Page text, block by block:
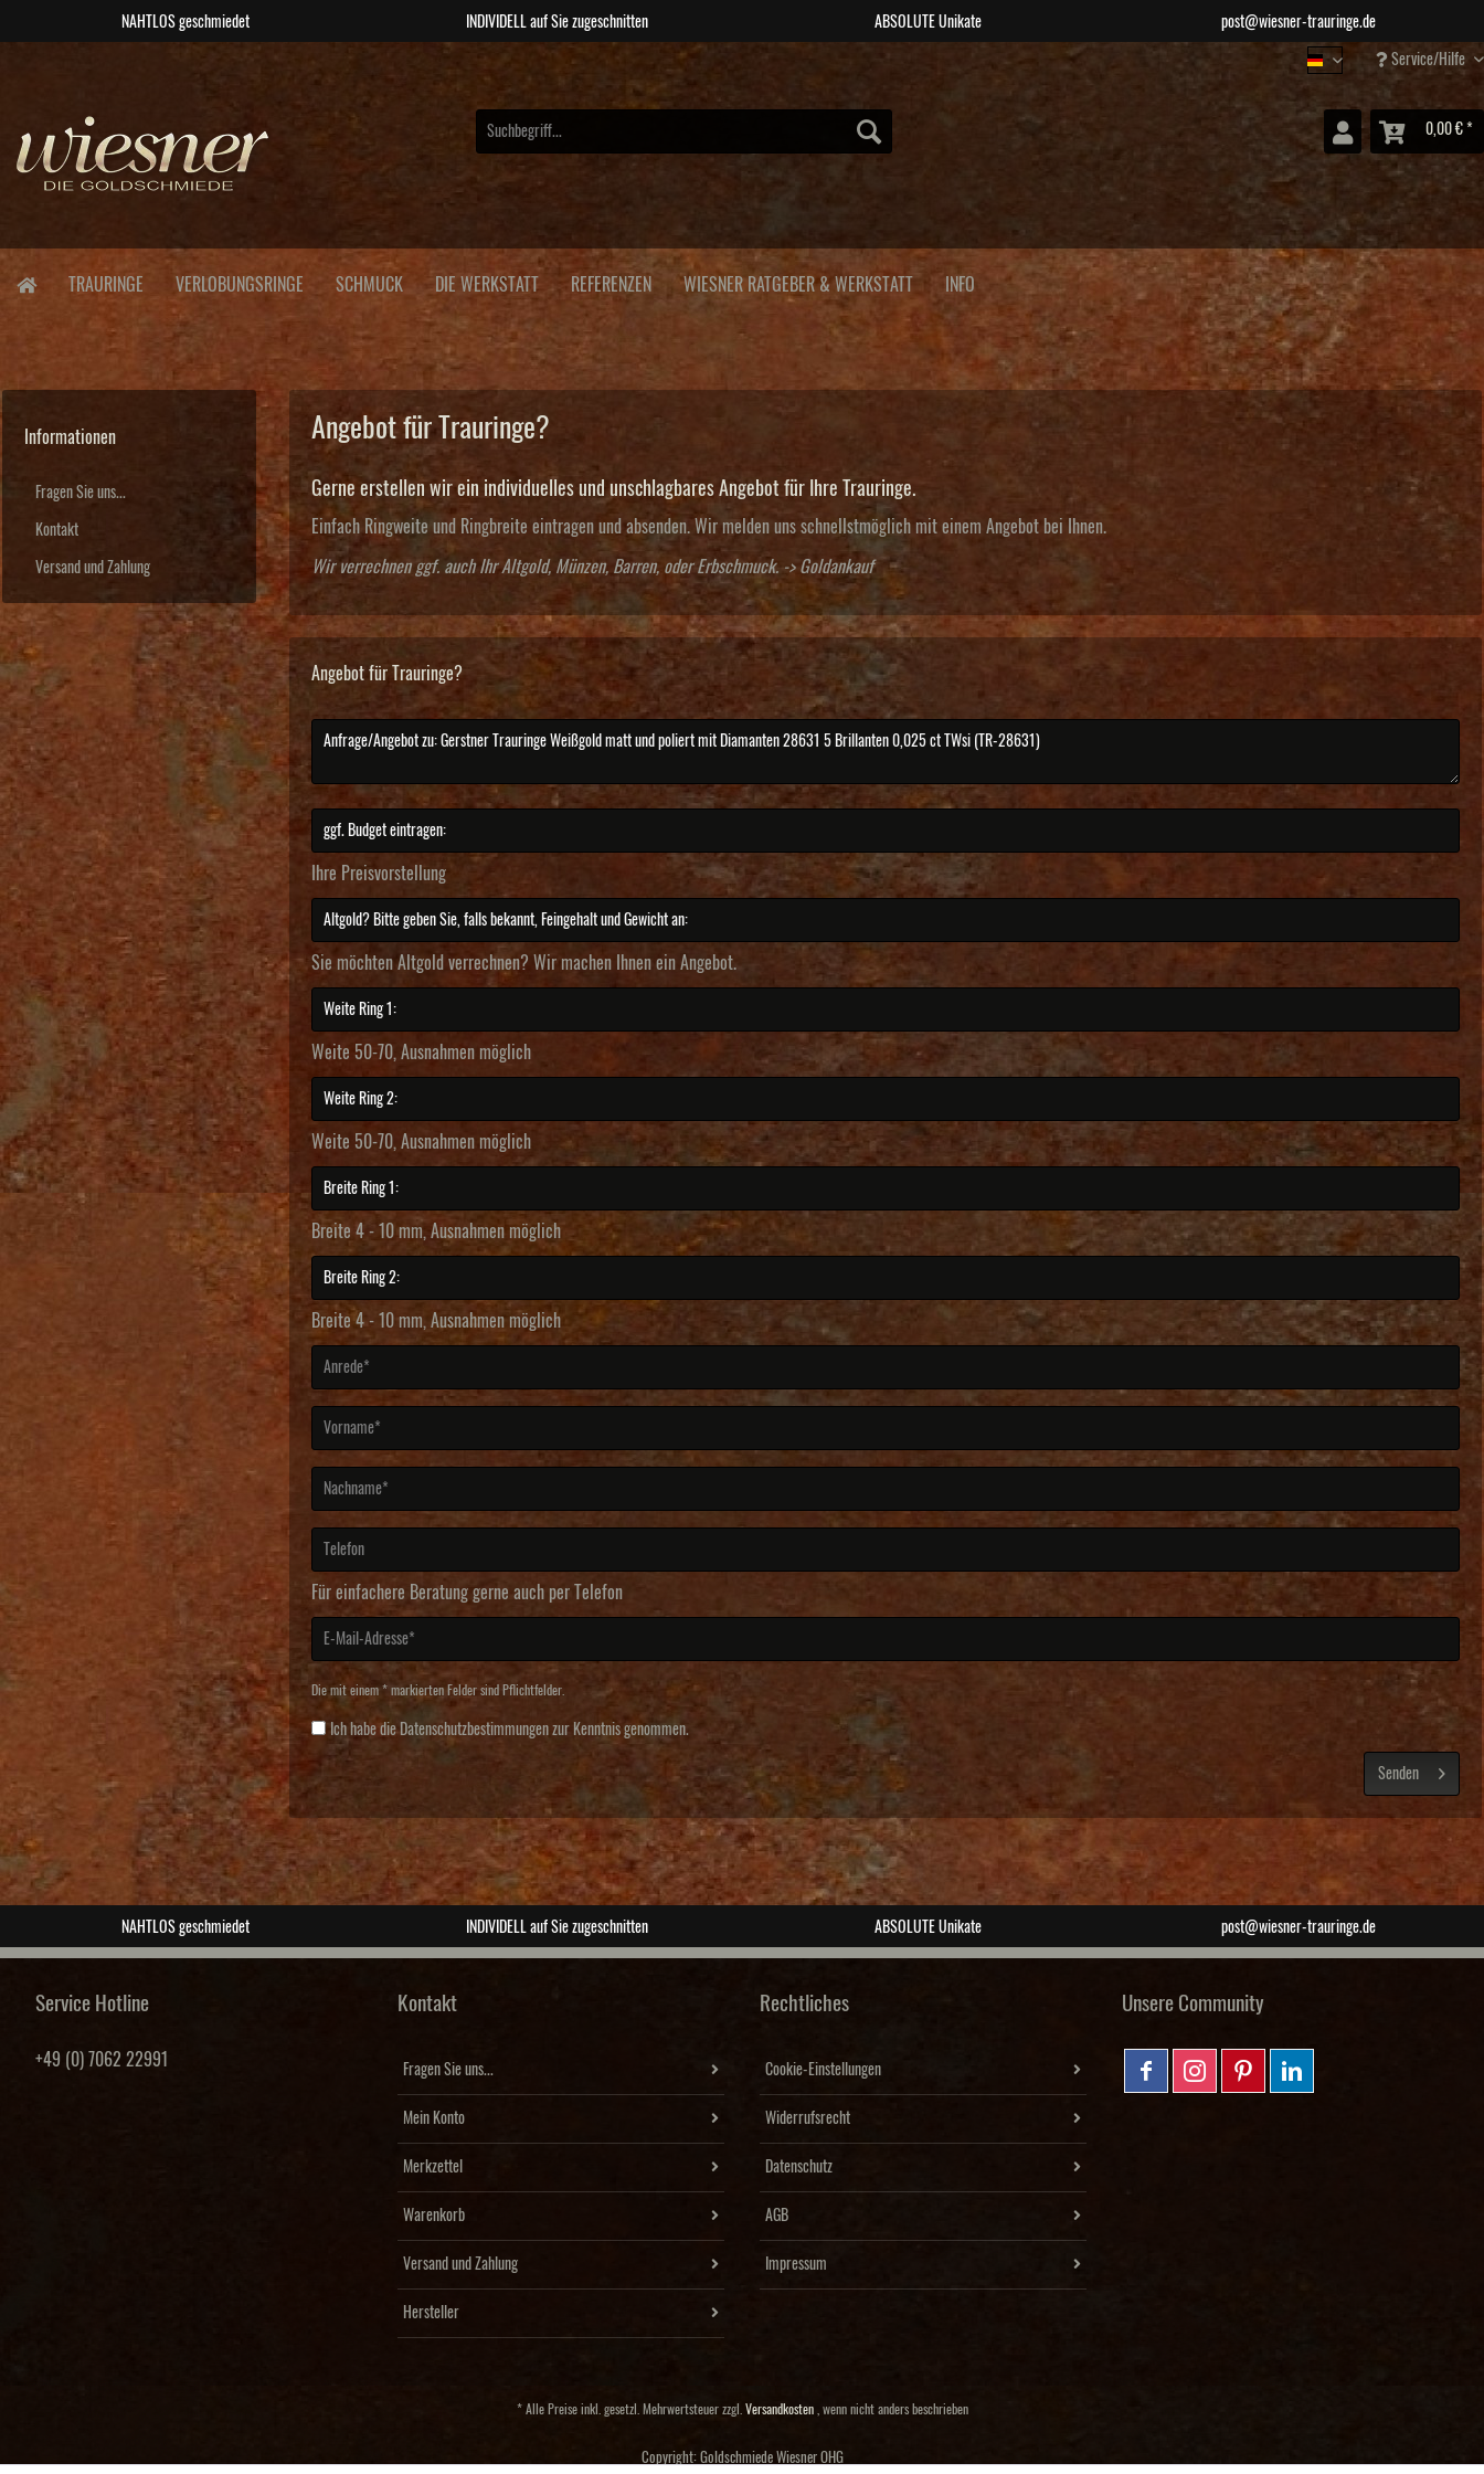
NAHTLOS geschmiedet INDIVIDELL auf Sie zugeschnitten ABSOLUTE Unikate post@wiesner-trauringe.de
Wiesner SchmuckService/Hilfe
0,00 € *
TRAURINGE VERLOBUNGSRINGE SCHMUCK DIE WERKSTATT REFERENZEN WIESNER RATGEBER & WERKSTATT INFO
Informationen
Fragen Sie uns...
Kontakt
Versand und Zahlung
Angebot für Trauringe?
Gerne erstellen wir ein individuelles und unschlagbares Angebot für Ihre Trauringe.
Einfach Ringweite und Ringbreite eintragen und absenden. Wir melden uns schnellstmöglich mit einem Angebot bei Ihnen.
Wir verrechnen ggf. auch Ihr Altgold, Münzen, Barren, oder Erbschmuck. -> Goldankauf
Angebot für Trauringe?
Ihre Preisvorstellung
Sie möchten Altgold verrechnen? Wir machen Ihnen ein Angebot.
Weite 50-70, Ausnahmen möglich
Weite 50-70, Ausnahmen möglich
Breite 4 - 10 mm, Ausnahmen möglich
Breite 4 - 10 mm, Ausnahmen möglich
Für einfachere Beratung gerne auch per Telefon
Die mit einem * markierten Felder sind Pflichtfelder.
Ich habe die Datenschutzbestimmungen zur Kenntnis genommen.
Senden
NAHTLOS geschmiedet INDIVIDELL auf Sie zugeschnitten ABSOLUTE Unikate post@wiesner-trauringe.de
Service Hotline
+49 (0) 7062 22991
Kontakt
Fragen Sie uns...
Mein Konto
Merkzettel
Warenkorb
Versand und Zahlung
Hersteller
Rechtliches
Cookie-Einstellungen
Widerrufsrecht
Datenschutz
AGB
Impressum
Unsere Community
* Alle Preise inkl. gesetzl. Mehrwertsteuer zzgl. Versandkosten, wenn nicht anders beschrieben
Copyright: Goldschmiede Wiesner OHG